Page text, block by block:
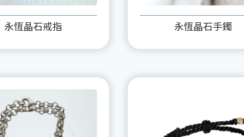
永恆晶石戒指 永恆晶石手鐲